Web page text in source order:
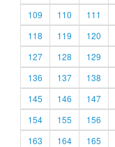
109
110 111
118
119 120
127
128 129
136
137 138
145
146 147
154
155 156
163
164 165